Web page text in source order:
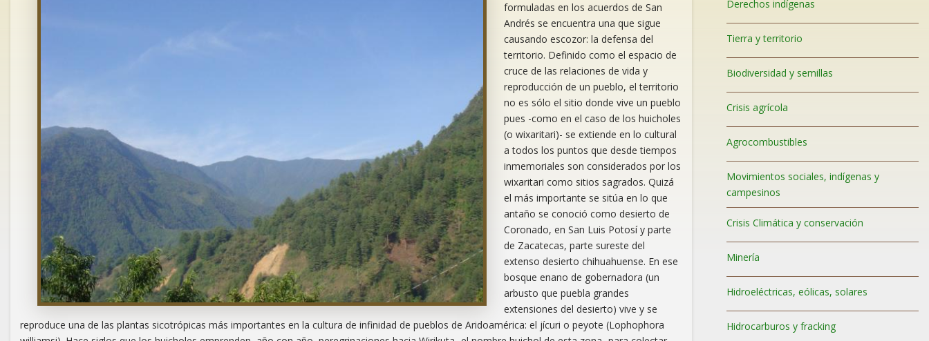
formuladas en los acuerdos de San
Andrés se encuentra una que sigue
causando escozor: la defensa del
territorio. Definido como el espacio de
cruce de las relaciones de vida y
reproducción de un pueblo, el territorio
no es sólo el sitio donde vive un pueblo
pues -como en el caso de los huicholes
(o wixaritari)- se extiende en lo cultural
a todos los puntos que desde tiempos
inmemoriales son considerados por los
wixaritari como sitios sagrados. Quizá
el más importante se sitúa en lo que
antaño se conoció como desierto de
Coronado, en San Luis Potosí y parte
de Zacatecas, parte sureste del
extenso desierto chihuahuense. En ese
bosque enano de gobernadora (un
arbusto que puebla grandes
extensiones del desierto) vive y se
reproduce una de las plantas sicotrópicas más importantes en la cultura de infinidad de pueblos de Aridoamérica: el jícuri o peyote (Lophophora
Derechos indígenas
Tierra y territorio
Biodiversidad y semillas
Crisis agrícola
Agrocombustibles
Movimientos sociales, indígenas y
campesinos
Crisis Climática y conservación
Minería
Hidroeléctricas, eólicas, solares
Hidrocarburos y fracking